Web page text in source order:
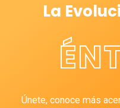
La
Únete, conoce más